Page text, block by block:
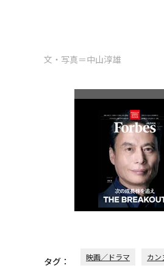
文・写真＝中山淳雄
タグ： 映画／ドラマ カン